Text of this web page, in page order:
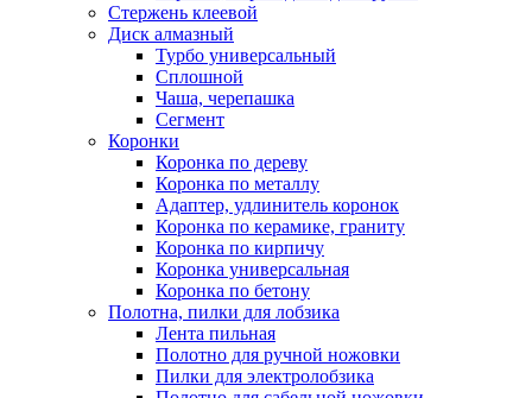
Стержень клеевой
Диск алмазный
Турбо универсальный
Сплошной
Чаша, черепашка
Сегмент
Коронки
Коронка по дереву
Коронка по металлу
Адаптер, удлинитель коронок
Коронка по керамике, граниту
Коронка по кирпичу
Коронка универсальная
Коронка по бетону
Полотна, пилки для лобзика
Лента пильная
Полотно для ручной ножовки
Пилки для электролобзика